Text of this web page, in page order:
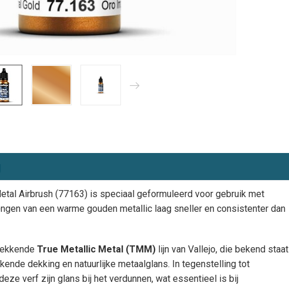
Airbrush (77163) is speciaal geformuleerd voor gebruik met
van een warme gouden metallic laag sneller en consistenter dan
True Metallic Metal (TMM) lijn van Vallejo, die bekend staat
dekking en natuurlijke metaalglans. In tegenstelling tot
verf zijn glans bij het verdunnen, wat essentieel is bij